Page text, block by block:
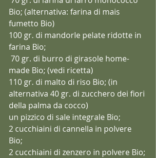
Bio; (alternativa: farina di mais
fumetto Bio)
100 gr. di mandorle pelate ridotte in
farina Bio;
made Bio; (vedi ricetta)
110 gr. di malto di riso Bio; (in
alternativa 40 gr. di zucchero dei fiori
della palma da cocco)
un pizzico di sale integrale Bio;
2 cucchiaini di cannella in polvere
Bio;
2 cucchiaini di zenzero in polvere Bio;